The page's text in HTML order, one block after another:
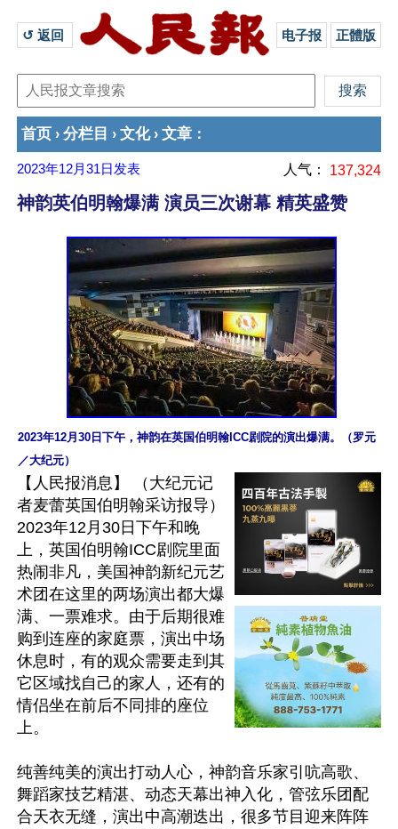
↺ 返回 电子报 正體版
首页 › 分栏目 › 文化› 文章 ：
2023年12月31日 发表 人气： 137,324
神韵英伯明翰爆满 演员三次谢幕 精英盛赞
2023年12月30日下午，神韵在英国伯明翰ICC剧院的演出爆满。（罗元
／大纪元）
【人民报消息】 （大纪元记
者麦蕾英国伯明翰采访报导）
2023年12月30日下午和晚
上，英国伯明翰ICC剧院里面
热闹非凡，美国神韵新纪元艺
术团在这里的两场演出都大爆
满、一票难求。由于后期很难
购到连座的家庭票，演出中场
休息时，有的观众需要走到其
它区域找自己的家人，还有的
情侣坐在前后不同排的座位
上。
纯善纯美的演出打动人心，神韵音乐家引吭高歌、
舞蹈家技艺精湛、动态天幕出神入化，管弦乐团配
合天衣无缝，演出中高潮迭出，很多节目迎来阵阵